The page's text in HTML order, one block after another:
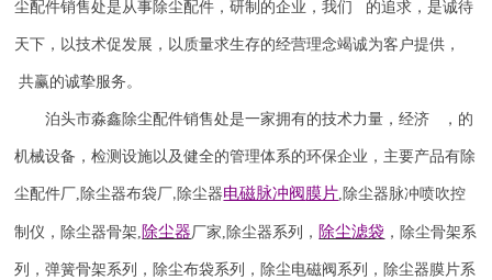
尘配件销售处是从事除尘配件，研制的企业，我们 的追求，是诚待
天下，以技术促发展，以质量求生存的经营理念竭诚为客户提供，
共赢的诚挚服务。
泊头市淼鑫除尘配件销售处是一家拥有的技术力量，经济 ，的
机械设备，检测设施以及健全的管理体系的环保企业，主要产品有除
尘配件厂, 除尘器布袋厂, 除尘器电磁脉冲阀膜片, 除尘器脉冲喷吹控
制仪 ， 除尘器骨架,除尘器厂家, 除尘器系列， 除尘滤袋 ，除尘骨架系
列，弹簧骨架系列，除尘布袋系列，除尘电磁阀系列，除尘器膜片系